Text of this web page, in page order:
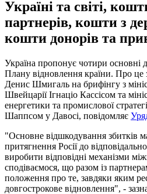
Україні та світі,
партнерів, кошти з
кошти донорів та
Україна пропонує чотири основні
Плану відновлення країни. Про це
Денис Шмигаль на брифінгу з
Швейцарії Ігнаціо Кассісом та
енергетики та промислової
Шаппсом у Давосі, повідомляє
"Основне відшкодування збитків
притягнення Росії до
виробити відповідні механізми
сподіваємося, що разом із
положення про те, завдяки яким
довгострокове відновлення", -